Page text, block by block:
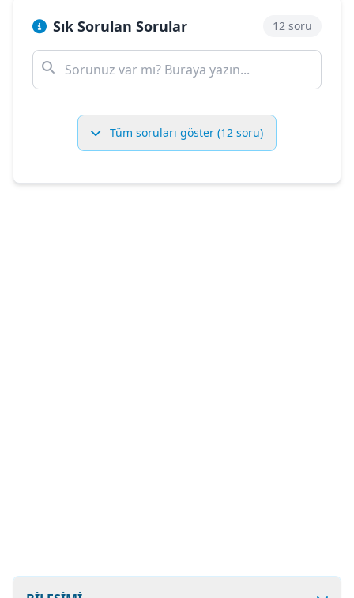
Sık Sorulan Sorular 12 soru
Tüm soruları göster (12 soru)